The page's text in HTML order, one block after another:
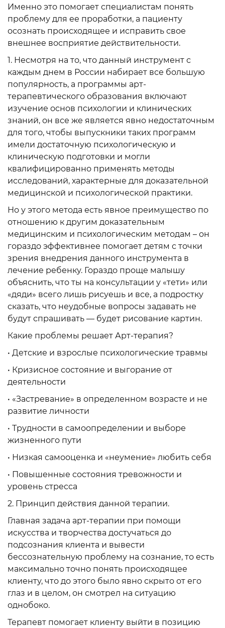
Именно это помогает специалистам понять
проблему для ее проработки, а пациенту
осознать происходящее и исправить свое
внешнее восприятие действительности.
1. Несмотря на то, что данный инструмент с
каждым днем в России набирает все большую
популярность, а программы арт-
терапевтического образования включают
изучение основ психологии и клинических
знаний, он все же является явно недостаточным
для того, чтобы выпускники таких программ
имели достаточную психологическую и
клиническую подготовки и могли
квалифицированно применять методы
исследований, характерные для доказательной
медицинской и психологической практики.
Но у этого метода есть явное преимущество по
отношению к другим доказательным
медицинским и психологическим методам – он
гораздо эффективнее помогает детям с точки
зрения внедрения данного инструмента в
лечение ребенку. Гораздо проще малышу
объяснить, что ты на консультации у «тети» или
«дяди» всего лишь рисуешь и все, а подростку
сказать, что неудобные вопросы задавать не
будут спрашивать — будет рисование картин.
Какие проблемы решает Арт-терапия?
• Детские и взрослые психологические травмы
• Кризисное состояние и выгорание от
деятельности
• «Застревание» в определенном возрасте и не
развитие личности
• Трудности в самоопределении и выборе
жизненного пути
• Низкая самооценка и «неумение» любить себя
• Повышенные состояния тревожности и
уровень стресса
2. Принцип действия данной терапии.
Главная задача арт-терапии при помощи
искусства и творчества достучаться до
подсознания клиента и вывести
бессознательную проблему на сознание, то есть
максимально точно понять происходящее
клиенту, что до этого было явно скрыто от его
глаз и в целом, он смотрел на ситуацию
однобоко.
Терапевт помогает клиенту выйти в позицию